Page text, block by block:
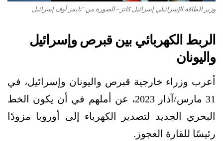
وزير الطاقة الإسرائيلي إسرائيل كاتز - الصورة من "تايمز أوف إسرائيل
الربط الكهربائي بين قبرص وإسرائيل
واليونان
أعرب وزراء خارجية قبرص واليونان وإسرائيل، في
31 مارس/آذار 2023، عن أملهم في أن يكون الخط
البحري الجديد لتصدير الكهرباء إلى أوروبا مزودًا
رئيسًا للقارة العجوز.